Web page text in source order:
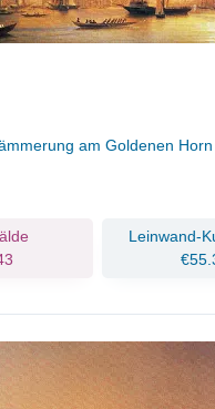
am Goldenen Horn
Leinwand-